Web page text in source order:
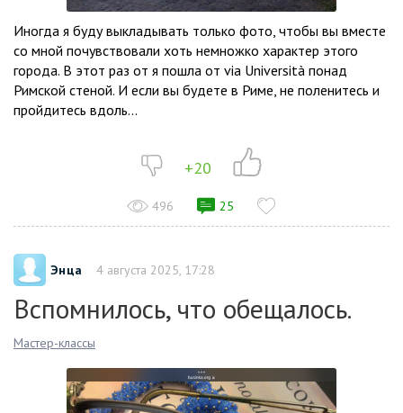
Иногда я буду выкладывать только фото, чтобы вы вместе
со мной почувствовали хоть немножко характер этого
города. В этот раз от я пошла от via Università понад
Римской стеной. И если вы будете в Риме, не поленитесь и
пройдитесь вдоль...
+20
496 25
Энца 4 августа 2025, 17:28
Вспомнилось, что обещалось.
Мастер-классы